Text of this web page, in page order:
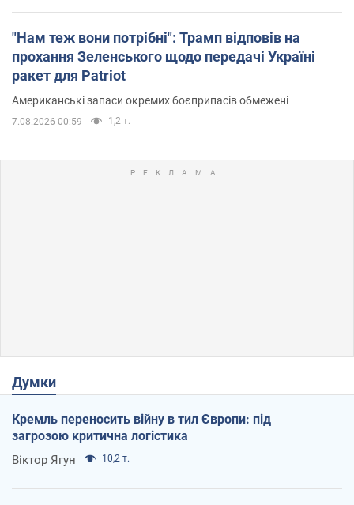
"Нам теж вони потрібні": Трамп відповів на
прохання Зеленського щодо передачі Україні
ракет для Patriot
Американські запаси окремих боєприпасів обмежені
7.08.2026 00:59 1,2 т.
Думки
Кремль переносить війну в тил Європи: під
загрозою критична логістика
Віктор Ягун 10,2 т.